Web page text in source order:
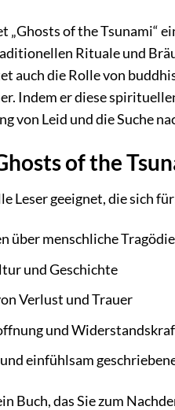
„Ghosts of the Tsunami“
Rituale und
auch die Rolle von
Indem er diese
von Leid und die Suche
of the
Leser geeignet, die sich
über menschliche
und Geschichte
Verlust und Trauer
und
einfühlsam
Buch, das Sie zum